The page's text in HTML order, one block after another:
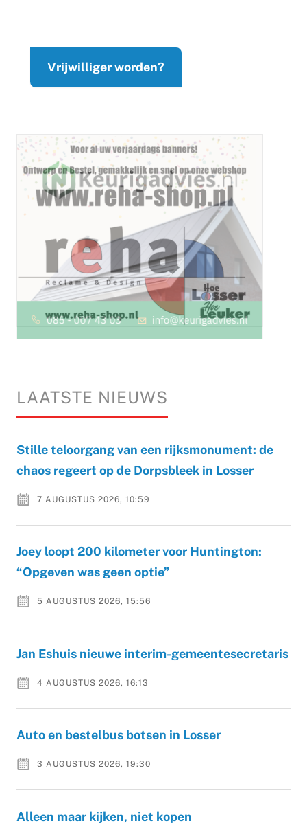
Vrijwilliger worden?
LAATSTE NIEUWS
Stille teloorgang van een rijksmonument: de
chaos regeert op de Dorpsbleek in Losser
7 AUGUSTUS 2026, 10:59
Joey loopt 200 kilometer voor Huntington:
“Opgeven was geen optie”
5 AUGUSTUS 2026, 15:56
Jan Eshuis nieuwe interim-gemeentesecretaris
4 AUGUSTUS 2026, 16:13
Auto en bestelbus botsen in Losser
3 AUGUSTUS 2026, 19:30
Alleen maar kijken, niet kopen